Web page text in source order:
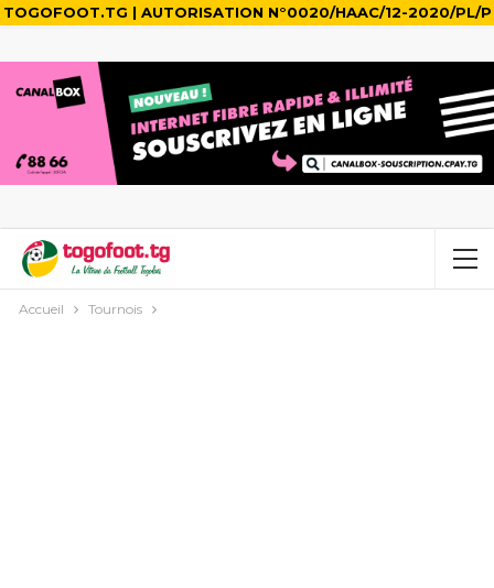
TOGOFOOT.TG | AUTORISATION N°0020/HAAC/12-2020/PL/P
Accueil Tournois